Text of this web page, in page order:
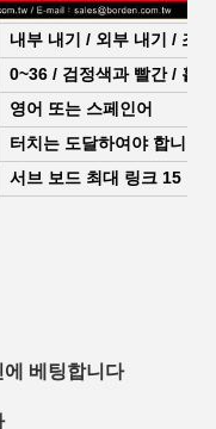
내부 내기 / 외부 내기 / 조
0~36 / 검정색과 빨간 / 홀
영어 또는 스페인어
터치는 도달하여야 합니다
서브 보드 최대 링크 15
베팅합니다